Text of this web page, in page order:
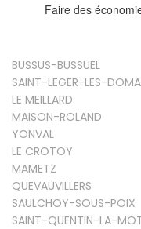
Faire des
BUSSUS-BUSSUEL
SAINT-LEGER-LES-
LE MEILLARD
MAISON-ROLAND
YONVAL
LE CROTOY
MAMETZ
QUEVAUVILLERS
SAULCHOY-SOUS-POIX
SAINT-QUENTIN-LA-